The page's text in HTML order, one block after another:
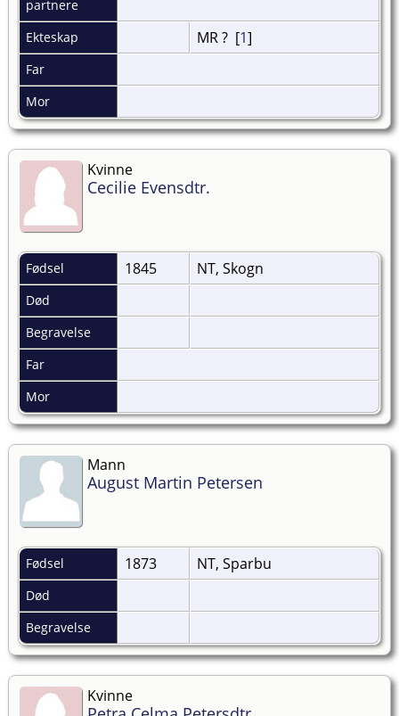
partnere
Ekteskap MR ? [1]
Far
Mor
Kvinne
Cecilie Evensdtr.
Fødsel 1845 NT, Skogn
Død
Begravelse
Far
Mor
Mann
August Martin Petersen
Fødsel 1873 NT, Sparbu
Død
Begravelse
Kvinne